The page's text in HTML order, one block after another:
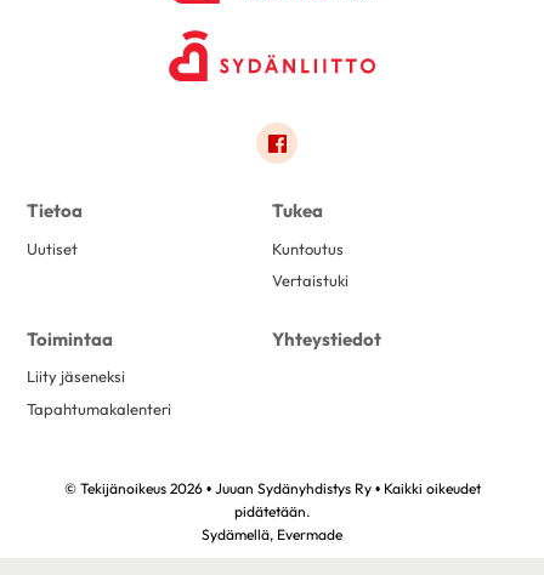
Link to facebook
Tietoa
Uutiset
Tukea
Kuntoutus
Vertaistuki
Toimintaa
Liity jäseneksi
Tapahtumakalenteri
Yhteystiedot
© Tekijänoikeus 2026 • Juuan Sydänyhdistys Ry • Kaikki oikeudet
pidätetään.
Sydämellä, Evermade